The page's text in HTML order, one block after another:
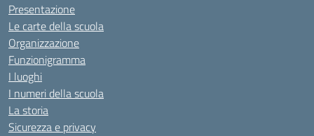
Presentazione
Le carte della scuola
Organizzazione
Funzionigramma
I luoghi
I numeri della scuola
La storia
Sicurezza e privacy